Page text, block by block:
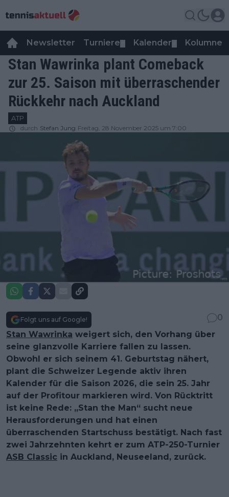
Newsletter Turniere Kalender Kolumnen
Stan Wawrinka plant Comeback
zur 25. Saison mit überraschender
Rückkehr nach Auckland
ATP
durch Stefan Jung Freitag, 28 November 2025 um 7:00
Folgt uns auf Google!
0
Stan Wawrinka weigert sich, den Vorhang über
seine glanzvolle Karriere fallen zu lassen.
Obwohl er sich seinem 41. Geburtstag nähert,
plant die Schweizer Legende aktiv ihren
Kalender für die Saison 2026, die sein 25. Jahr
auf der Profitour markieren wird. Von Rücktritt
ist keine Rede: „Stan the Man“ sucht neue
Herausforderungen und hat einen
überraschenden Startschuss bestätigt. Nach fast
zwei Jahrzehnten kehrt er zum ATP-250-Turnier
ASB Classic in Auckland, Neuseeland, zurück.